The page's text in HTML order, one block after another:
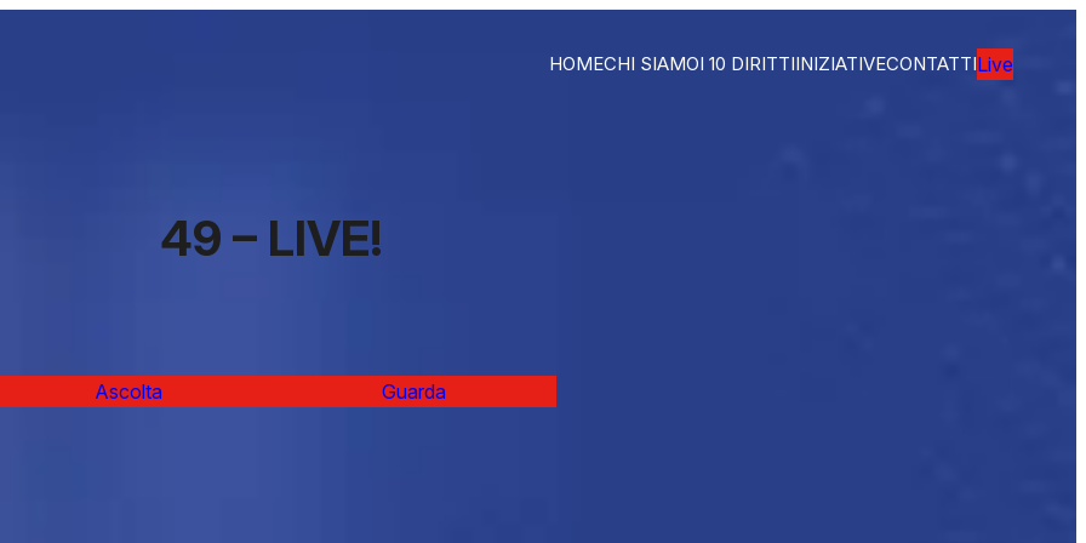
HOMECHI SIAMOI 10 DIRITTIINIZIATIVECONTATTILive
49 – LIVE!
Ascolta Guarda